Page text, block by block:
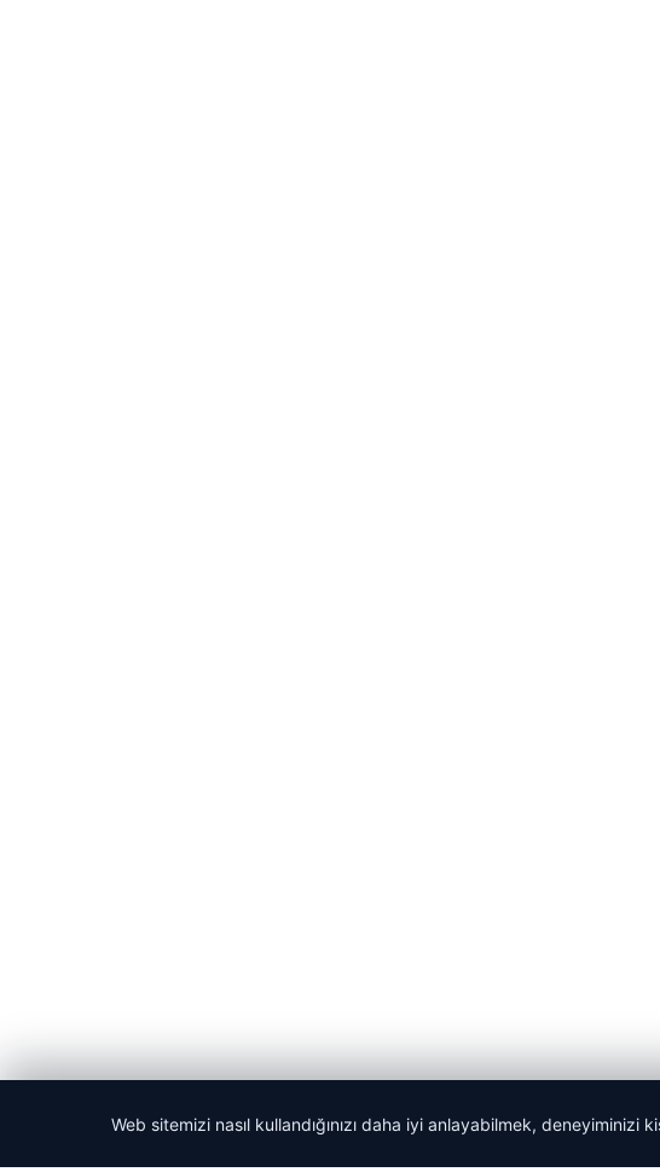
Web sitemizi nasıl kullandığınızı daha iyi anlayabilmek,